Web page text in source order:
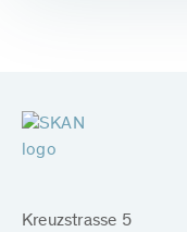
Kreuzstrasse 5